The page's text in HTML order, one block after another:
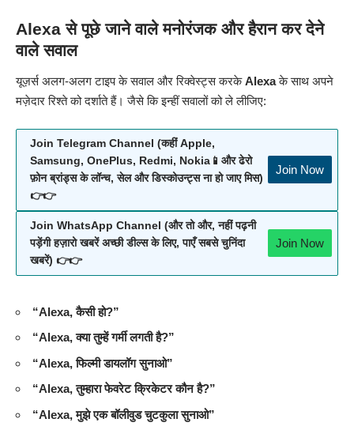
Alexa से पूछे जाने वाले मनोरंजक और हैरान कर देने
वाले सवाल
यूज़र्स अलग-अलग टाइप के सवाल और रिक्वेस्ट्स करकेAlexaके साथ अपने
मज़ेदार रिश्ते को दर्शाते हैं। जैसे कि इन्हीं सवालों को ले लीजिए:
Join Telegram Channel (कहीं Apple,
Samsung, OnePlus, Redmi, Nokia📱और ढेरो
फ़ोन ब्रांड्स के लॉन्च, सेल और डिस्कोउन्ट्स ना हो जाए मिस)
👉👉
Join Now
Join WhatsApp Channel (और तो और, नहीं पढ़नी
पड़ेंगी हज़ारो खबरें अच्छी डील्स के लिए, पाएँ सबसे चुनिंदा
खबरें) 👉👉
Join Now
“Alexa, कैसी हो?”
“Alexa, क्या तुम्हें गर्मी लगती है?”
“Alexa, फिल्मी डायलॉग सुनाओ”
“Alexa, तुम्हारा फेवरेट क्रिकेटर कौन है?”
“Alexa, मुझे एक बॉलीवुड चुटकुला सुनाओ”